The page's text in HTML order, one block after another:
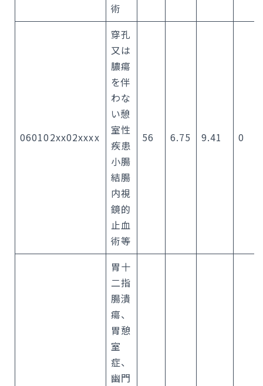
術
060102xx02xxxx
穿孔
又は
膿瘍
を伴
わな
い憩
室性
疾患
小腸
結腸
内視
鏡的
止血
術等
56 6.75 9.41 0
胃十
二指
腸潰
瘍、
胃憩
室
症、
幽門